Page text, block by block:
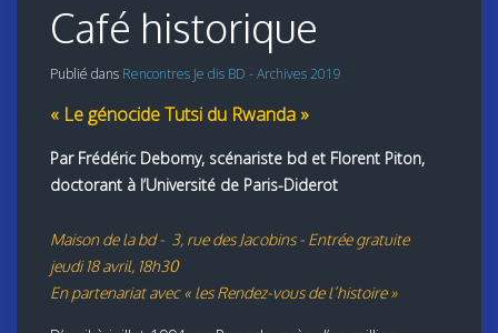
Café historique
Publié dans Rencontres Je dis BD - Archives 2019
« Le génocide Tutsi du Rwanda »
Par Frédéric Debomy, scénariste bd et Florent Piton,
doctorant à l’Université de Paris-Diderot
Maison de la bd - 3, rue des Jacobins - Entrée gratuite
jeudi 18 avril, 18h30
En partenariat avec « les Rendez-vous de l’histoire »